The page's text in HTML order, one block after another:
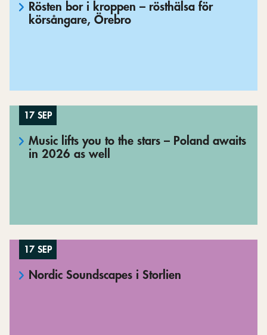
Rösten bor i kroppen – rösthälsa för
körsångare, Örebro
17 SEP
Music lifts you to the stars – Poland awaits
in 2026 as well
17 SEP
Nordic Soundscapes i Storlien